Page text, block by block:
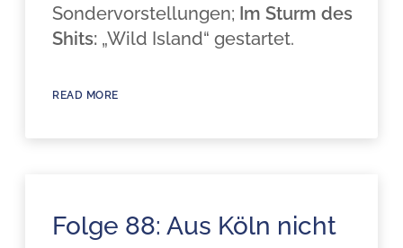
Sondervorstellungen; Im Sturm des
Shits: „Wild Island“ gestartet.
READ MORE
Folge 88: Aus Köln nicht